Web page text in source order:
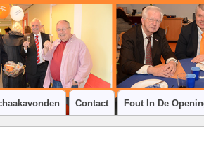
Contact Fout In De